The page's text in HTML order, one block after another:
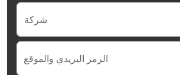
شركة
الرمز البريدي والموقع